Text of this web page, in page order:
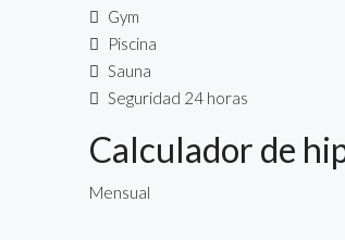
Gym
Piscina
Sauna
Seguridad 24 horas
Calculador de
Mensual